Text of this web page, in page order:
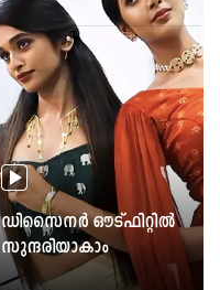
ഡിസൈനര്‍ ഔട്ഫിറ്റില്‍
സുന്ദരിയാകാം